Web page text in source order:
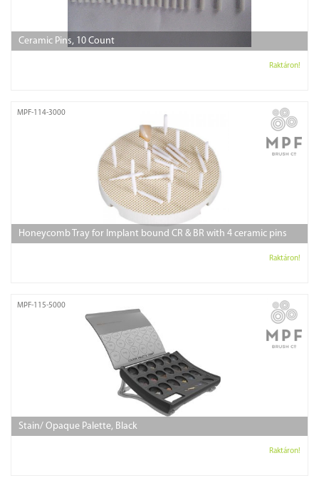
Ceramic Pins, 10 Count
Raktáron!
MPF-114-3000
Honeycomb Tray for Implant bound CR & BR with 4 ceramic pins
Raktáron!
MPF-115-5000
Stain/ Opaque Palette, Black
Raktáron!